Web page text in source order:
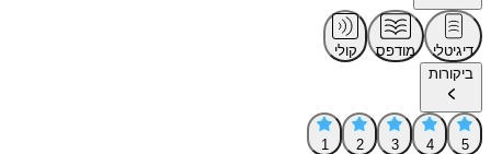
דיגיטלי מודפס
קולי
ביקורות
5
4
3
2
1